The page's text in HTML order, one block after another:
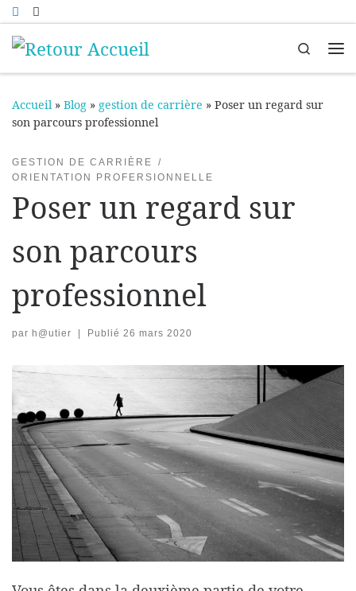
Passer au contenu
Search
Accueil » Blog » gestion de carrière » Poser un regard sur
son parcours professionnel
GESTION DE CARRIÈRE
ORIENTATION PROFERSIONNELLE
Poser un regard sur
son parcours
professionnel
par h@utier Publié 26 mars 2020